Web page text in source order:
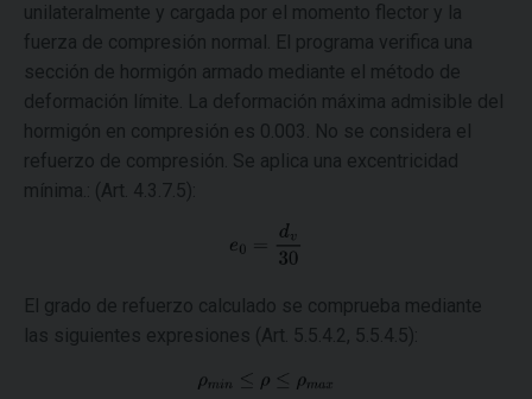
unilateralmente y cargada por el momento flector y la
fuerza de compresión normal. El programa verifica una
sección de hormigón armado mediante el método de
deformación límite. La deformación máxima admisible del
hormigón en compresión es 0.003. No se considera el
refuerzo de compresión. Se aplica una excentricidad
mínima.: (Art. 4.3.7.5):
El grado de refuerzo calculado se comprueba mediante
las siguientes expresiones (Art. 5.5.4.2, 5.5.4.5):